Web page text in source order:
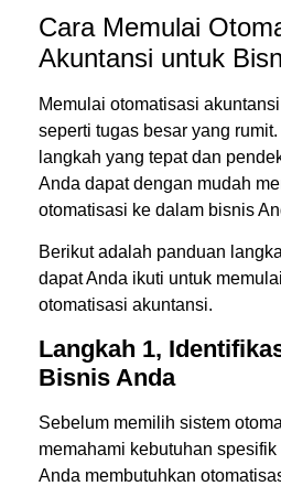
Cara Memulai
Akuntansi untuk
Memulai otomatisasi
seperti tugas besar yang
langkah yang tepat dan
Anda dapat dengan mudah
otomatisasi ke dalam bisnis
Berikut adalah panduan
dapat Anda ikuti untuk
otomatisasi akuntansi.
Langkah 1,
Bisnis Anda
Sebelum memilih sistem
memahami kebutuhan
Anda membutuhkan